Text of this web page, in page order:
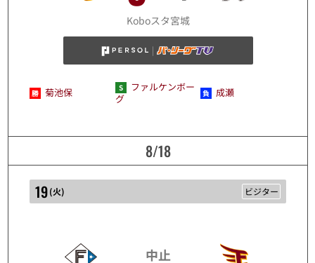
8/17
Koboスタ宮城
菊池保
ファルケンボー
グ
成瀬
8/18
8/19
19(火) ビジター
中止